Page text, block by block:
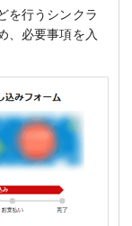
を行うシンクラ
、必要事項を入